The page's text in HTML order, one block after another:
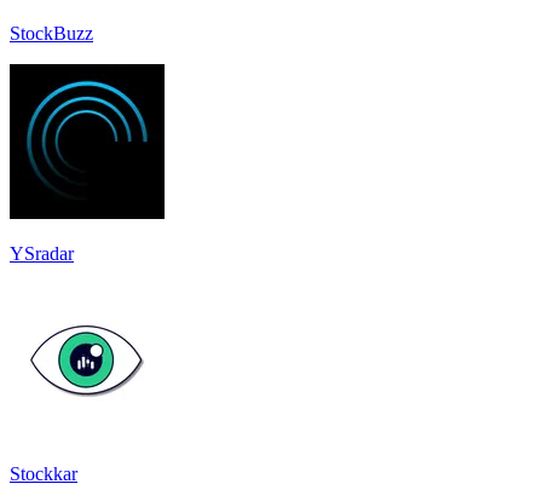
StockBuzz
YSradar
Stockkar